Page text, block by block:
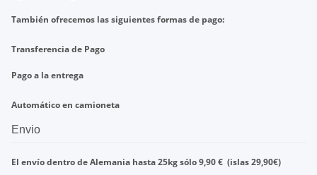
También ofrecemos lassiguientes formas de pago:
Transferencia de Pago
Pago a la entrega
Automático en camioneta
Envio
El envío dentro deAlemania hasta25kgsólo9,90€ (islas29,90€)